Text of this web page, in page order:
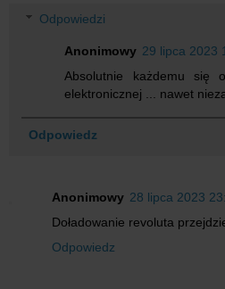
Odpowiedzi
Anonimowy 29 lipca 2023
Absolutnie każdemu się
elektronicznej ... nawet
Odpowiedz
Anonimowy 28 lipca 2023
Doładowanie revoluta
Odpowiedz